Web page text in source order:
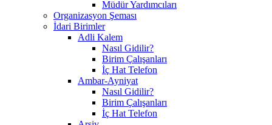
Müdür Yardımcıları
Organizasyon Şeması
İdari Birimler
Adli Kalem
Nasıl Gidilir?
Birim Çalışanları
İç Hat Telefon
Ambar-Ayniyat
Nasıl Gidilir?
Birim Çalışanları
İç Hat Telefon